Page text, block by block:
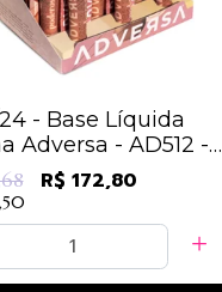
- Base Líquida
Adversa - AD512 -
(050,100,150) /
R$ 172,80